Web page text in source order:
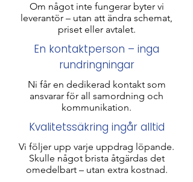
Om något inte fungerar byter vi
leverantör – utan att ändra schemat,
priset eller avtalet.
En kontaktperson – inga
rundringningar
Ni får en dedikerad kontakt som
ansvarar för all samordning och
kommunikation.
Kvalitetssäkring ingår alltid
Vi följer upp varje uppdrag löpande.
Skulle något brista åtgärdas det
omedelbart – utan extra kostnad.